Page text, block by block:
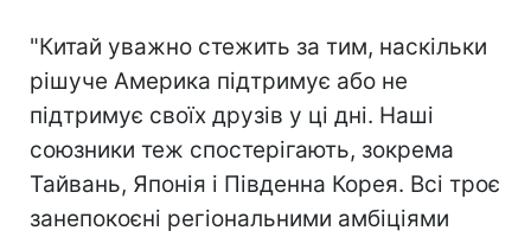
"Китай уважно стежить за тим, наскільки
рішуче Америка підтримує або не
підтримує своїх друзів у ці дні. Наші
союзники теж спостерігають, зокрема
Тайвань, Японія і Південна Корея. Всі троє
занепокоєні регіональними амбіціями